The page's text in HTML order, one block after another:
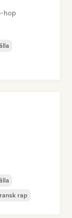
hop
rap